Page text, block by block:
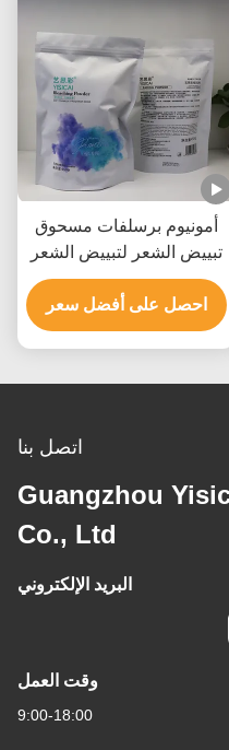
أمونيوم برسلفات مسحوق
تبييض الشعر لتبييض الشعر
9 درجة
احصل على أفضل سعر
اتصل بنا
Guangzhou
Co., Ltd
البريد الإلكتروني
وقت العمل
9:00-18:00